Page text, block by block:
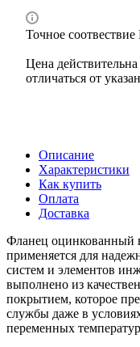
Точное
Цена
отличаться от
Описание
Характеристики
Как купить
Оплата
Доставка
Фланец оцинкованный
применяется для
систем и элементов
выполнено из
покрытием, которое
службы даже в
переменных